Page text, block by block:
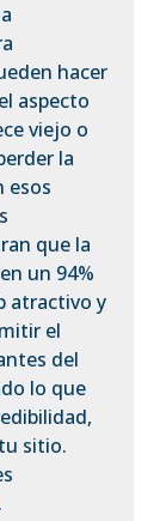
hacer
aspecto
viejo o
la
esos
que la
un 94%
atractivo y
el
del
lo que
sitio.